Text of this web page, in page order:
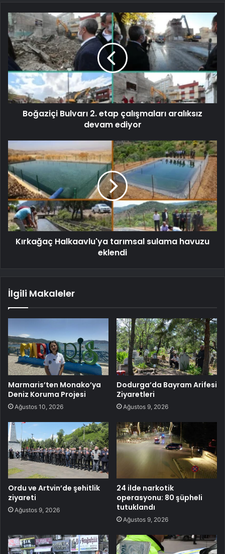
Boğaziçi Bulvarı 2. etap çalışmaları aralıksız
devam ediyor
Kırkağaç Halkaavlu'ya tarımsal sulama havuzu
eklendi
İlgili Makaleler
Marmaris’ten Monako’ya
Deniz Koruma Projesi
Ağustos 10, 2026
Dodurga’da Bayram Arifesi
Ziyaretleri
Ağustos 9, 2026
Ordu ve Artvin’de şehitlik
ziyareti
Ağustos 9, 2026
24 ilde narkotik
operasyonu: 80 şüpheli
tutuklandı
Ağustos 9, 2026